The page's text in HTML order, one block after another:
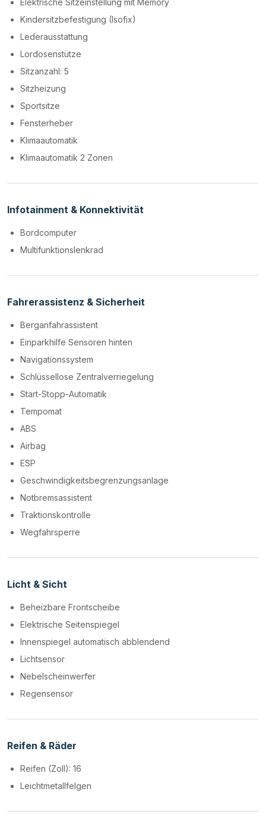
Elektrische Sitzeinstellung mit Memory
Kindersitzbefestigung (Isofix)
Lederausstattung
Lordosenstütze
Sitzanzahl: 5
Sitzheizung
Sportsitze
Fensterheber
Klimaautomatik
Klimaautomatik 2 Zonen
Infotainment & Konnektivität
Bordcomputer
Multifunktionslenkrad
Fahrerassistenz & Sicherheit
Berganfahrassistent
Einparkhilfe Sensoren hinten
Navigationssystem
Schlüssellose Zentralverriegelung
Start-Stopp-Automatik
Tempomat
ABS
Airbag
ESP
Geschwindigkeitsbegrenzungsanlage
Notbremsassistent
Traktionskontrolle
Wegfahrsperre
Licht & Sicht
Beheizbare Frontscheibe
Elektrische Seitenspiegel
Innenspiegel automatisch abblendend
Lichtsensor
Nebelscheinwerfer
Regensensor
Reifen & Räder
Reifen (Zoll): 16
Leichtmetallfelgen